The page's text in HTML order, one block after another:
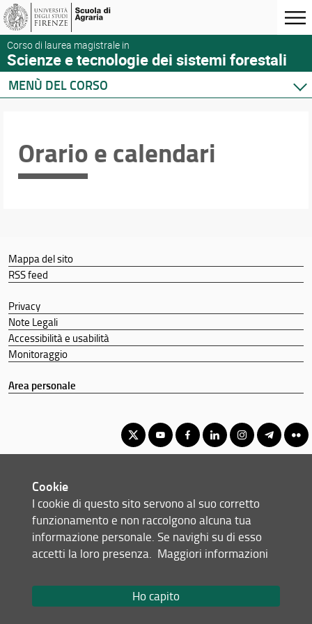
Corso di laurea magistrale in
Scienze e tecnologie dei sistemi forestali
MENÙ DEL CORSO
Didattica
Docenti
Orario e calendari
Mappa del sito
RSS feed
Privacy
Note Legali
Accessibilità e usabilità
Monitoraggio
Area personale
© Copyright 2012-2026 Università degli Studi di Firenze UNIFI
P.IVA/Cod.Fis 01279680480
Piazzale delle Cascine, 18 - 50144 Firenze (FI)
Email:
Cookie
I cookie di questo sito servono al suo corretto
funzionamento e non raccolgono alcuna tua
informazione personale. Se navighi su di esso
accetti la loro presenza. Maggiori informazioni
Ho capito